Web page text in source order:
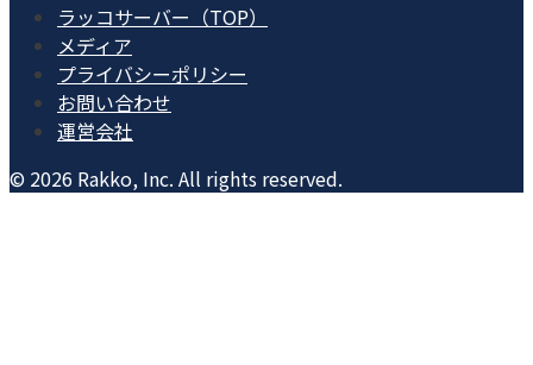
ラッコサーバー（TOP）
メディア
プライバシーポリシー
お問い合わせ
運営会社
© 2026 Rakko, Inc. All rights reserved.